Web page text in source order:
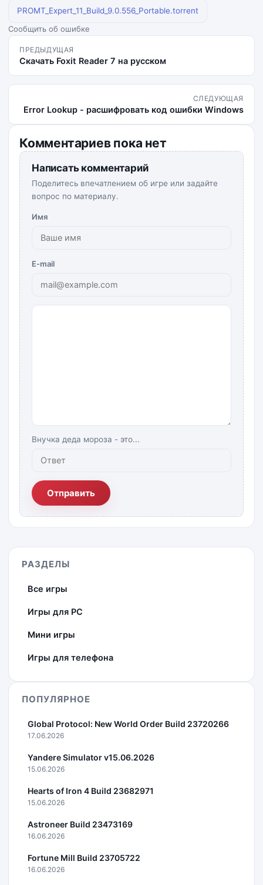
PROMT_Expert_11_Build_9.0.556_Portable.torrent
Сообщить об ошибке
ПРЕДЫДУЩАЯ
Скачать Foxit Reader 7 на русском
СЛЕДУЮЩАЯ
Error Lookup - расшифровать код ошибки Windows
Комментариев пока нет
Написать комментарий
Поделитесь впечатлением об игре или задайте
вопрос по материалу.
Имя
E-mail
Внучка деда мороза - это...
Отправить
РАЗДЕЛЫ
Все игры
Игры для PC
Мини игры
Игры для телефона
ПОПУЛЯРНОЕ
Global Protocol: New World Order Build 23720266
17.06.2026
Yandere Simulator v15.06.2026
15.06.2026
Hearts of Iron 4 Build 23682971
15.06.2026
Astroneer Build 23473169
16.06.2026
Fortune Mill Build 23705722
16.06.2026